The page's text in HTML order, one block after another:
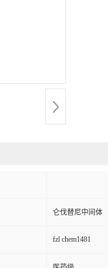
仑伐替尼中间体
fzl chem1481